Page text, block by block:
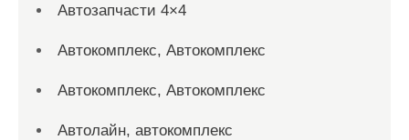
Автозапчасти 4×4
Автокомплекс, Автокомплекс
Автокомплекс, Автокомплекс
Автолайн, автокомплекс